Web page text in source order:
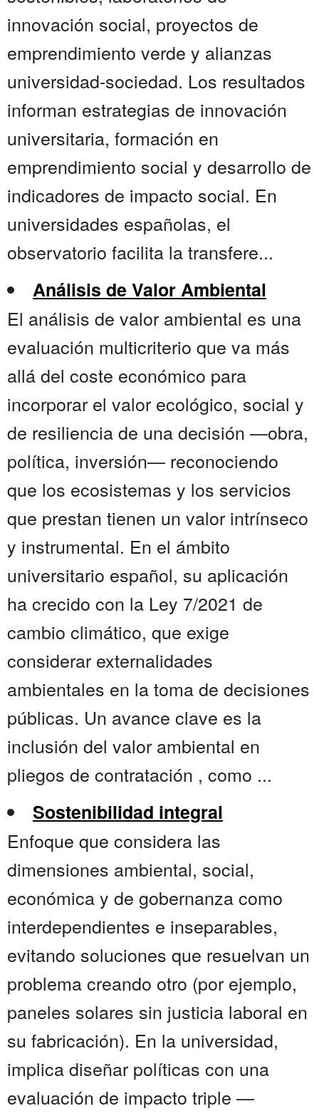
innovación social, proyectos de
emprendimiento verde y alianzas
universidad-sociedad. Los resultados
informan estrategias de innovación
universitaria, formación en
emprendimiento social y desarrollo de
indicadores de impacto social. En
universidades españolas, el
observatorio facilita la transfere...
Análisis de Valor Ambiental
El análisis de valor ambiental es una
evaluación multicriterio que va más
allá del coste económico para
incorporar el valor ecológico, social y
de resiliencia de una decisión —obra,
política, inversión— reconociendo
que los ecosistemas y los servicios
que prestan tienen un valor intrínseco
y instrumental. En el ámbito
universitario español, su aplicación
ha crecido con la Ley 7/2021 de
cambio climático, que exige
considerar externalidades
ambientales en la toma de decisiones
públicas. Un avance clave es la
inclusión del valor ambiental en
pliegos de contratación , como ...
Sostenibilidad integral
Enfoque que considera las
dimensiones ambiental, social,
económica y de gobernanza como
interdependientes e inseparables,
evitando soluciones que resuelvan un
problema creando otro (por ejemplo,
paneles solares sin justicia laboral en
su fabricación). En la universidad,
implica diseñar políticas con una
evaluación de impacto triple —